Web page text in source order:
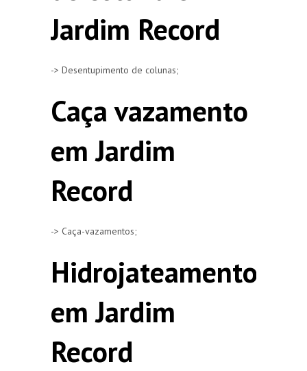
Jardim Record
-> Desentupimento de colunas;
Caça vazamento
em Jardim
Record
-> Caça-vazamentos;
Hidrojateamento
em Jardim
Record